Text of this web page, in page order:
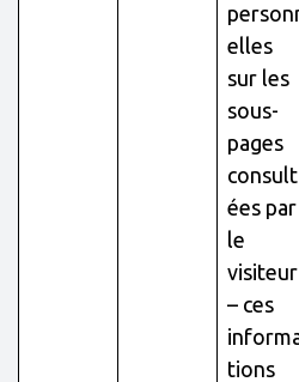
elles
sur les
sous-
pages
consult
ées par
le
visiteur
– ces
tions